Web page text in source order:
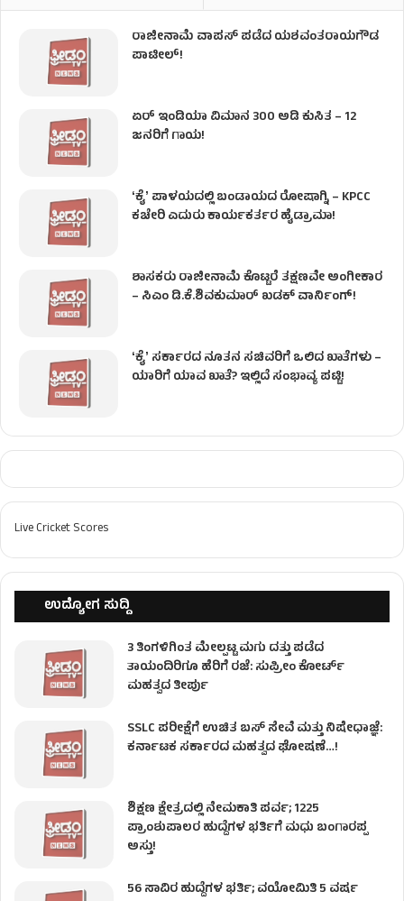
ರಾಜೀನಾಮೆ ವಾಪಸ್ ಪಡೆದ ಯಶವಂತರಾಯಗೌಡ
ಪಾಟೀಲ್‌!
ಏರ್ ಇಂಡಿಯಾ ವಿಮಾನ 300 ಅಡಿ ಕುಸಿತ – 12
ಜನರಿಗೆ ಗಾಯ!
ʻಕೈʼ​ ಪಾಳಯದಲ್ಲಿ ಬಂಡಾಯದ ರೋಷಾಗ್ನಿ – KPCC
ಕಚೇರಿ ಎದುರು ಕಾರ್ಯಕರ್ತರ ಹೈಡ್ರಾಮಾ!
ಶಾಸಕರು ರಾಜೀನಾಮೆ ಕೊಟ್ಟರೆ ತಕ್ಷಣವೇ ಅಂಗೀಕಾರ
– ಸಿಎಂ ಡಿ.ಕೆ.ಶಿವಕುಮಾರ್ ಖಡಕ್ ವಾರ್ನಿಂಗ್!
ʻಕೈʼ ಸರ್ಕಾರದ ನೂತನ ಸಚಿವರಿಗೆ ಒಲಿದ ಖಾತೆಗಳು –
ಯಾರಿಗೆ ಯಾವ ಖಾತೆ? ಇಲ್ಲಿದೆ ಸಂಭಾವ್ಯ ಪಟ್ಟಿ!
Live Cricket Scores
ಉದ್ಯೋಗ ಸುದ್ದಿ
3 ತಿಂಗಳಿಗಿಂತ ಮೇಲ್ಪಟ್ಟ ಮಗು ದತ್ತು ಪಡೆದ
ತಾಯಂದಿರಿಗೂ ಹೆರಿಗೆ ರಜೆ: ಸುಪ್ರೀಂ ಕೋರ್ಟ್
ಮಹತ್ವದ ತೀರ್ಪು
SSLC ಪರೀಕ್ಷೆಗೆ ಉಚಿತ ಬಸ್ ಸೇವೆ ಮತ್ತು ನಿಷೇಧಾಜ್ಞೆ:
ಕರ್ನಾಟಕ ಸರ್ಕಾರದ ಮಹತ್ವದ ಘೋಷಣೆ…!
ಶಿಕ್ಷಣ ಕ್ಷೇತ್ರದಲ್ಲಿ ನೇಮಕಾತಿ ಪರ್ವ; 1225
ಪ್ರಾಂಶುಪಾಲರ ಹುದ್ದೆಗಳ ಭರ್ತಿಗೆ ಮಧು ಬಂಗಾರಪ್ಪ
ಅಸ್ತು!
56 ಸಾವಿರ ಹುದ್ದೆಗಳ ಭರ್ತಿ; ವಯೋಮಿತಿ 5 ವರ್ಷ